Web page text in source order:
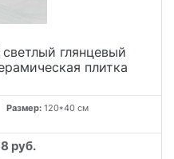
глянцевый
плитка
Размер: 120*40 см
руб.